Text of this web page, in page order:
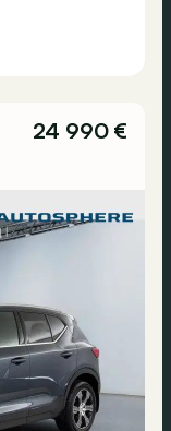
24 990 €